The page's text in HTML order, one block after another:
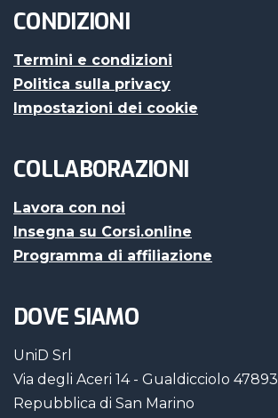
CONDIZIONI
Termini e condizioni
Politica sulla privacy
Impostazioni dei cookie
COLLABORAZIONI
Lavora con noi
Insegna su Corsi.online
Programma di affiliazione
DOVE SIAMO
UniD Srl
Via degli Aceri 14 - Gualdicciolo 47893
Repubblica di San Marino